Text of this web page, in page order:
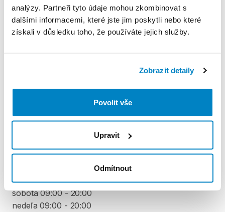
analýzy. Partneři tyto údaje mohou zkombinovat s
dalšími informacemi, které jste jim poskytli nebo které
získali v důsledku toho, že používáte jejich služby.
Zobrazit detaily
Povolit vše
Upravit
Odmítnout
Pravidla Decathlon Rent
pondelok 09:00 - 20:00
streda 09:00 - 20:00
piatok 09:00 - 20:00
sobota 09:00 - 20:00
nedeľa 09:00 - 20:00